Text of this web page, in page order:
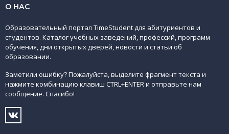
О НАС
Образовательный портал TimeStudent для абитуриентов и
студентов. Каталог учебных заведений, профессий, программ
обучения, дни открытых дверей, новости и статьи об
образовании.
Заметили ошибку? Пожалуйста, выделите фрагмент текста и
нажмите комбинацию клавиш CTRL+ENTER и отправьте нам
сообщение. Спасибо!